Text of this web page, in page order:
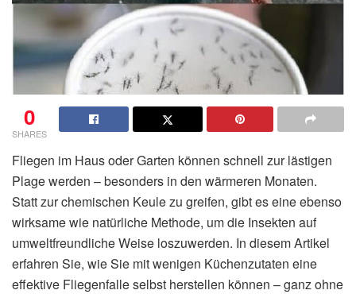
0
SHARES
Fliegen im Haus oder Garten können schnell zur lästigen
Plage werden – besonders in den wärmeren Monaten.
Statt zur chemischen Keule zu greifen, gibt es eine ebenso
wirksame wie natürliche Methode, um die Insekten auf
umweltfreundliche Weise loszuwerden. In diesem Artikel
erfahren Sie, wie Sie mit wenigen Küchenzutaten eine
effektive Fliegenfalle selbst herstellen können – ganz ohne